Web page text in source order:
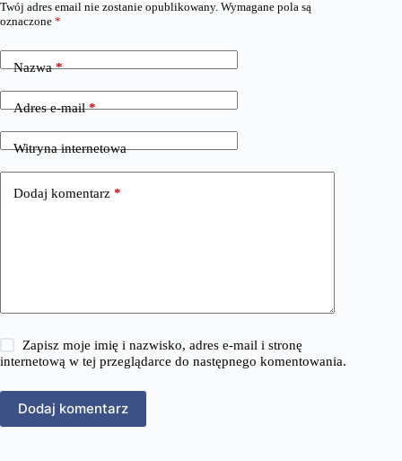
Twój adres email nie zostanie opublikowany. Wymagane pola są
oznaczone *
Nazwa*
Adres e-mail*
Witryna internetowa
Dodaj komentarz *
Zapisz moje imię i nazwisko, adres e-mail i stronę
internetową w tej przeglądarce do następnego komentowania.
Dodaj komentarz